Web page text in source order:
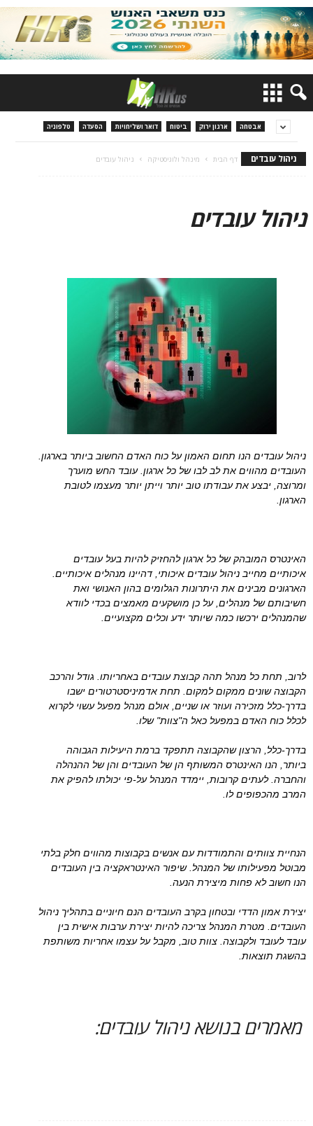
אבטחה ארגון ירוק ביטוח דואר ושליחויות הסעדה טלפוניה
ניהול עובדים דף הבית מינהל ולוגיסטיקה ניהול עובדים
ניהול עובדים
ניהול עובדים הנו תחום האמון על כוח האדם החשוב ביותר בארגון.
העובדים מהווים את לב לבו של כל ארגון. עובד החש מוערך
ומרוצה, יבצע את עבודתו טוב יותר וייתן יותר מעצמו לטובת
הארגון.
האינטרס המובהק של כל ארגון להחזיק להיות בעל עובדים
איכותיים מחייב ניהול עובדים איכותי, דהיינו מנהלים איכותיים.
הארגונים מבינים את היתרונות הגלומים בהון האנושי ואת
חשיבותם של מנהלים, על כן מושקעים מאמצים בכדי לוודא
שהמנהלים ירכשו כמה שיותר ידע וכלים מקצועיים.
לרוב, תחת כל מנהל תהה קבוצת עובדים באחריותו. גודל והרכב
הקבוצה שונים ממקום למקום. תחת אדמיניסטרטורים ישבו
בדרך-כלל מזכירה ועוזר או שניים, אולם מנהל מפעל עשוי לקרוא
לכלל כוח האדם במפעל כאל ה"צוות" שלו.
בדרך-כלל, הרצון שהקבוצה תתפקד ברמת היעילות הגבוהה
ביותר, הנו האינטרס המשותף הן של העובדים והן של ההנהלה
והחברה. לעתים קרובות, יימדד המנהל על-פי יכולתו להפיק את
המרב מהכפופים לו.
הנחיית צוותים והתמודדות עם אנשים בקבוצות מהווים חלק בלתי
מבוטל מפעילותו של המנהל. שיפור האינטראקציה בין העובדים
הנו חשוב לא פחות מיצירת הנעה.
יצירת אמון הדדי ובטחון בקרב העובדים הנם חיוניים בתהליך ניהול
העובדים. מטרת המנהל צריכה להיות יצירת ערבות אישית בין
עובד לעובד ולקבוצה. צוות טוב, מקבל על עצמו אחריות משותפת
בהשגת תוצאות.
מאמרים בנושא ניהול עובדים: